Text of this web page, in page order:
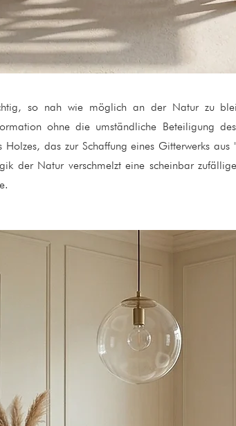
so nah wie möglich an der Natur zu
ohne die umständliche Beteiligung
das zur Schaffung eines Gitterwerks
der Natur verschmelzt eine scheinbar